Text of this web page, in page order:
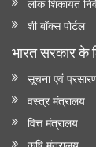
शी बॉक्स पोर्टल
भारत सरकार के
सूचना एवं
वस्त्र मंत्रालय
वित्त मंत्रालय